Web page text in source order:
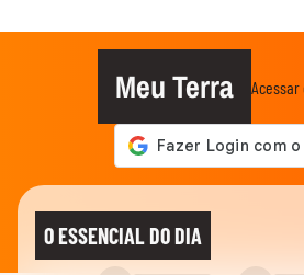
Meu Terra
O ESSENCIAL DO DIA